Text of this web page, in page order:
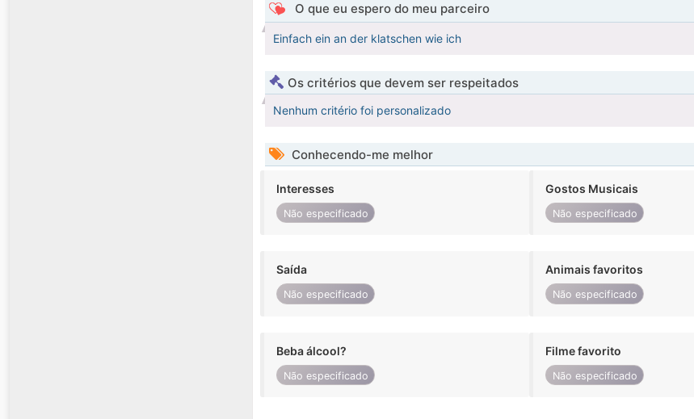
O que eu espero do meu parceiro
Einfach ein an der klatschen wie ich
Os critérios que devem ser respeitados
Nenhum critério foi personalizado
Conhecendo-me melhor
Interesses
Não especificado
Gostos Musicais
Não especificado
Saída
Não especificado
Animais favoritos
Não especificado
Beba álcool?
Não especificado
Filme favorito
Não especificado